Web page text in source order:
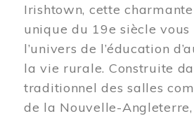
Irishtown, cette
unique du 19e siècle vous
l’univers de l’éducation
la vie rurale. Construite
traditionnel des salles
de la Nouvelle-